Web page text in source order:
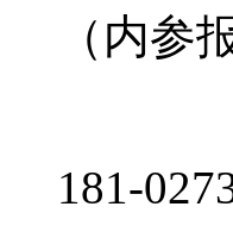
（内参
181-